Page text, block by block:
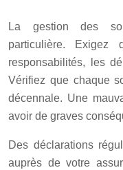
La gestion des
particulière. Exigez
responsabilités, les
Vérifiez que chaque
décennale. Une
avoir de graves
Des déclarations
auprès de votre